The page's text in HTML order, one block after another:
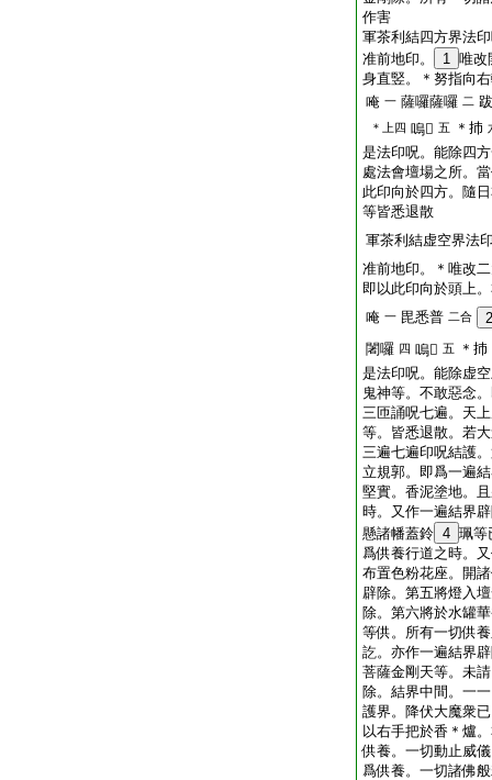
作害
軍茶利結四方界法
准前地印。
1 唯改
身直竪。＊努指向
唵 一 薩囉薩囉 二
＊上四 嗚𤙖 五 ＊㧊
是法印呪。能除四
處法會壇場之所。
此印向於四方。隨
等皆悉退散
軍茶利結虚空界法
准前地印。＊唯改
即以此印向於頭上
唵 一 毘悉普 二合
2
闍囉 四 嗚𤙖 五
＊㧊
是法印呪。能除虚
鬼神等。不敢惡念
三匝誦呪七遍。天
等。皆悉退散。若
三遍七遍印呪結護
立規郭。即爲一遍
堅實。香泥塗地。
時。又作一遍結界
懸諸幡蓋鈴 4 珮等
爲供養行道之時。
布置色粉花座。開
辟除。第五將燈入
除。第六將於水罐
等供。所有一切供
訖。亦作一遍結界
菩薩金剛天等。未
除。結界中間。一
護界。降伏大魔衆
以右手把於香＊爐
供養。一切動止威
爲供養。一切諸佛